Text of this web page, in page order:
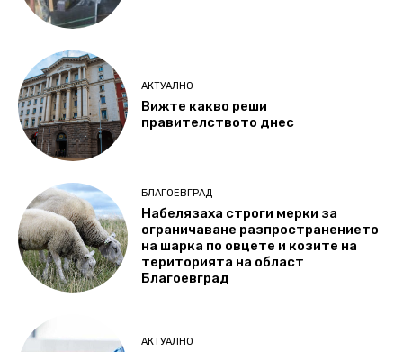
АКТУАЛНО
Вижте какво реши
правителството днес
БЛАГОЕВГРАД
Набелязаха строги мерки за
ограничаване разпространението
на шарка по овцете и козите на
територията на област
Благоевград
АКТУАЛНО